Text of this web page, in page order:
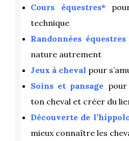
Cours équestres*
technique
Randonnées équestres
nature autrement
Jeux à cheval pour
Soins et pansage
ton cheval et créer du
Découverte de
mieux connaître les